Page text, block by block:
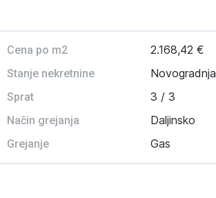
Cena po m2 2.168,42 €
Stanje nekretnine Novogradnja
Sprat 3 / 3
Način grejanja Daljinsko
Grejanje Gas